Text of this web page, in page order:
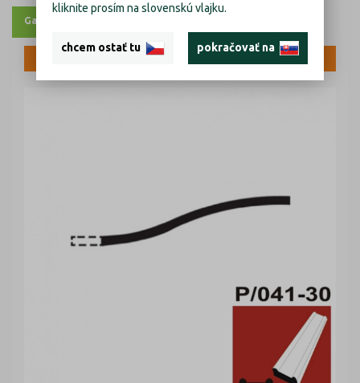
Galerie
VÝPRODEJ
kliknite prosím na slovenskú vlajku.
chcem ostať tu pokračovať na